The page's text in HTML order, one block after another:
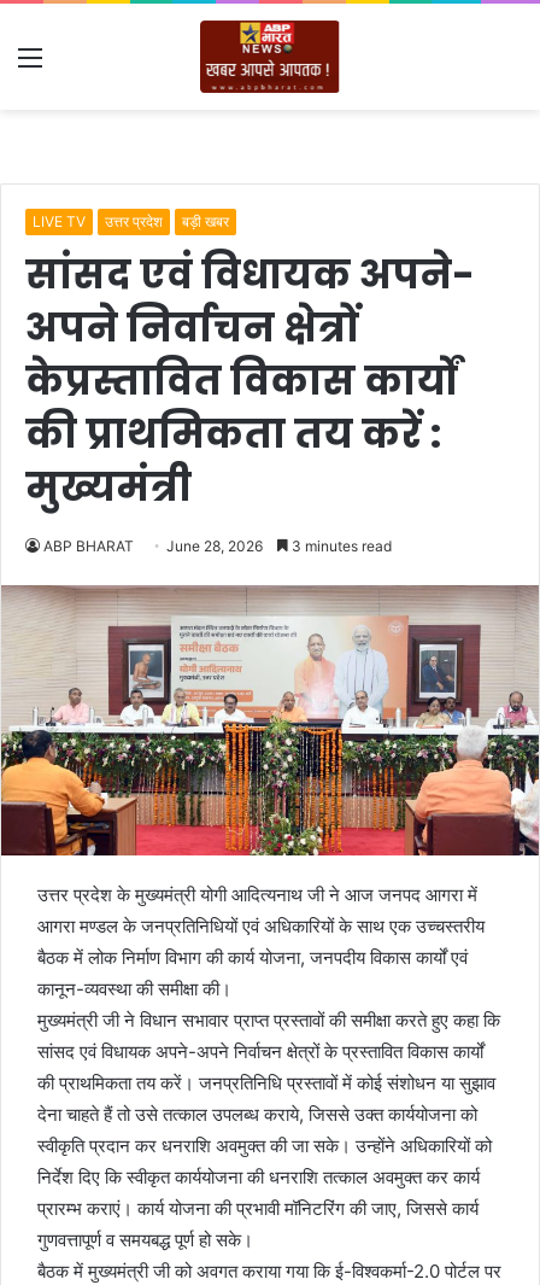
Menu
LIVE TV उत्तर प्रदेश बड़ी खबर
सांसद एवं विधायक अपने-
अपने निर्वाचन क्षेत्रों
केप्रस्तावित विकास कार्यों
की प्राथमिकता तय करें :
मुख्यमंत्री
ABP BHARAT June 28, 2026 3 minutes read
उत्तर प्रदेश के मुख्यमंत्री योगी आदित्यनाथ जी ने आज जनपद आगरा में
आगरा मण्डल के जनप्रतिनिधियों एवं अधिकारियों के साथ एक उच्चस्तरीय
बैठक में लोक निर्माण विभाग की कार्य योजना, जनपदीय विकास कार्यों एवं
कानून-व्यवस्था की समीक्षा की।
मुख्यमंत्री जी ने विधान सभावार प्राप्त प्रस्तावों की समीक्षा करते हुए कहा कि
सांसद एवं विधायक अपने-अपने निर्वाचन क्षेत्रों के प्रस्तावित विकास कार्यों
की प्राथमिकता तय करें। जनप्रतिनिधि प्रस्तावों में कोई संशोधन या सुझाव
देना चाहते हैं तो उसे तत्काल उपलब्ध कराये, जिससे उक्त कार्ययोजना को
स्वीकृति प्रदान कर धनराशि अवमुक्त की जा सके। उन्होंने अधिकारियों को
निर्देश दिए कि स्वीकृत कार्ययोजना की धनराशि तत्काल अवमुक्त कर कार्य
प्रारम्भ कराएं। कार्य योजना की प्रभावी मॉनिटरिंग की जाए, जिससे कार्य
गुणवत्तापूर्ण व समयबद्ध पूर्ण हो सके।
बैठक में मुख्यमंत्री जी को अवगत कराया गया कि ई-विश्वकर्मा-2.0 पोर्टल पर